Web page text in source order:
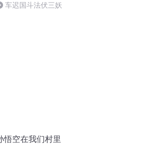
车迟国斗法伏三妖
悟空在我们村里